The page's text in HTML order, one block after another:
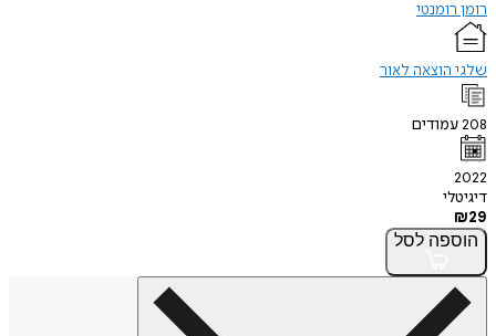
רומן רומנטי
שלגי הוצאה לאור
208עמודים
2022
דיגיטלי
₪29
הוספה לסל